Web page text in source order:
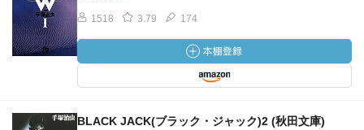
1518 3.79 174
BLACK JACK(ブラック・ジャック)2 (秋田文庫)